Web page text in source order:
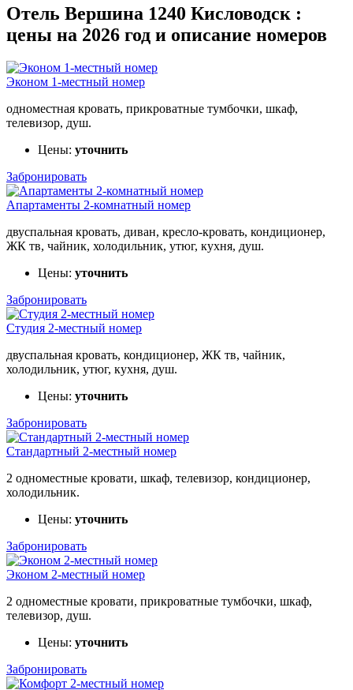
Отель Вершина 1240 Кисловодск :
цены на 2026 год и описание номеров
Эконом 1-местный номер
одноместная кровать, прикроватные тумбочки, шкаф,
телевизор, душ.
Цены: уточнить
Забронировать
Апартаменты 2-комнатный номер
двуспальная кровать, диван, кресло-кровать, кондиционер,
ЖК тв, чайник, холодильник, утюг, кухня, душ.
Цены: уточнить
Забронировать
Студия 2-местный номер
двуспальная кровать, кондиционер, ЖК тв, чайник,
холодильник, утюг, кухня, душ.
Цены: уточнить
Забронировать
Стандартный 2-местный номер
2 одноместные кровати, шкаф, телевизор, кондиционер,
холодильник.
Цены: уточнить
Забронировать
Эконом 2-местный номер
2 одноместные кровати, прикроватные тумбочки, шкаф,
телевизор, душ.
Цены: уточнить
Забронировать